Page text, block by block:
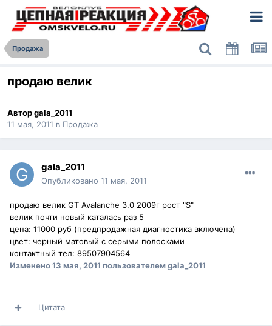
Продажа
продаю велик
Авторgala_2011
11 мая, 2011 в Продажа
gala_2011
Опубликовано 11 мая, 2011
продаю велик GT Avalanche 3.0 2009г рост "S"
велик почти новый каталась раз 5
цена: 11000 руб (предпродажная диагностика включена)
цвет: черный матовый с серыми полосками
контактный тел: 89507904564
Изменено13 мая, 2011 пользователем gala_2011
Цитата